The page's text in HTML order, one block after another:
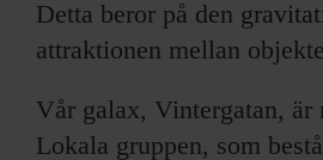
Detta beror på den
attraktionen mellan
Vår galax, Vintergatan, är
Lokala gruppen, som